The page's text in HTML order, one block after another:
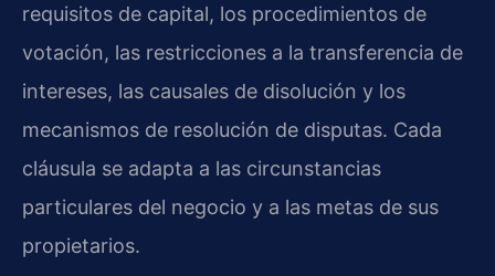
requisitos de capital, los procedimientos de
votación, las restricciones a la transferencia de
intereses, las causales de disolución y los
mecanismos de resolución de disputas. Cada
cláusula se adapta a las circunstancias
particulares del negocio y a las metas de sus
propietarios.